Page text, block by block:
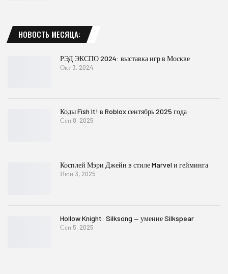
НОВОСТЬ МЕСЯЦА:
РЭД ЭКСПО 2024: выставка игр в Москве
Окт 3, 2024
Коды Fish It! в Roblox сентябрь 2025 года
Сен 8, 2025
Косплей Мэри Джейн в стиле Marvel и гейминга
Июн 3, 2025
Hollow Knight: Silksong — умение Silkspear
Сен 5, 2025